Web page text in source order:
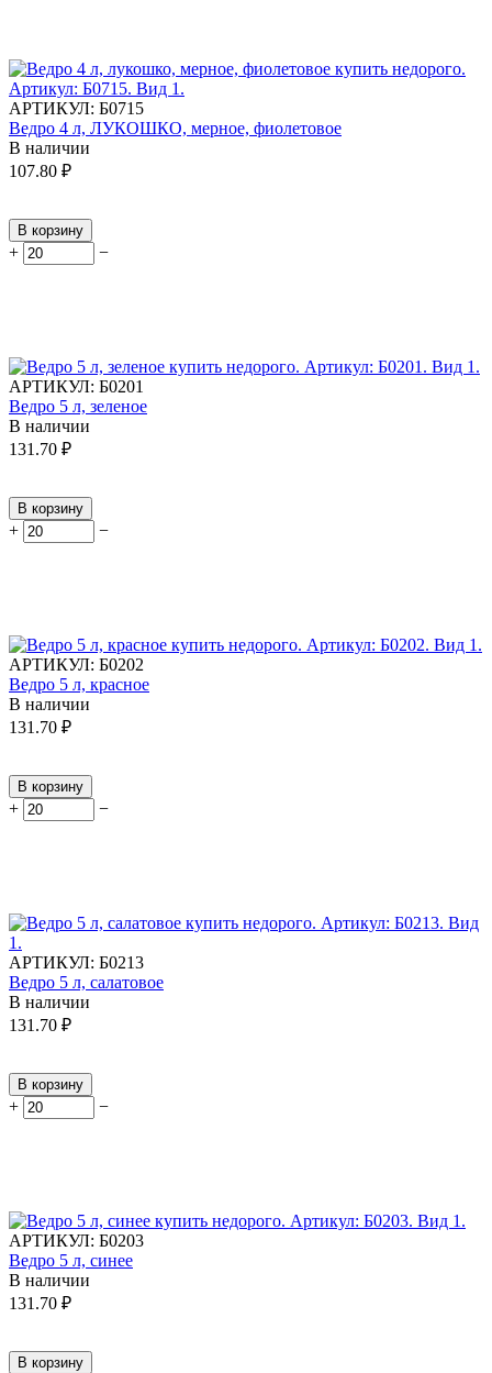
АРТИКУЛ: Б0715
Ведро 4 л, ЛУКОШКО, мерное, фиолетовое
В наличии
107.80 ₽
В корзину
+ −
АРТИКУЛ: Б0201
Ведро 5 л, зеленое
В наличии
131.70 ₽
В корзину
+ −
АРТИКУЛ: Б0202
Ведро 5 л, красное
В наличии
131.70 ₽
В корзину
+ −
АРТИКУЛ: Б0213
Ведро 5 л, салатовое
В наличии
131.70 ₽
В корзину
+ −
АРТИКУЛ: Б0203
Ведро 5 л, синее
В наличии
131.70 ₽
В корзину